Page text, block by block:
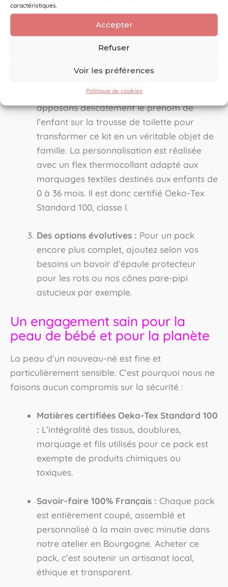
caractéristiques.
Accepter
Refuser
Voir les préférences
Politique de cookies
(comme sur nos modèles
ou graphismes modernes… Vous composez
l’association parfaite à partir de notre
catalogue de tissus rigoureusement
La personnalisation offerte :
apposons délicatement le prénom de
l’enfant sur la trousse de toilette pour
transformer ce kit en un véritable objet de
famille. La personnalisation est réalisée
avec un flex thermocollant adapté aux
marquages textiles destinés aux enfants de
0 à 36 mois. Il est donc certifié Oeko-Tex
Standard 100, classe I.
Des options évolutives : Pour un pack
encore plus complet, ajoutez selon vos
besoins un bavoir d’épaule protecteur
pour les rots ou nos cônes pare-pipi
astucieux par exemple.
Un engagement sain pour la
peau de bébé et pour la planète
La peau d’un nouveau-né est fine et
particulièrement sensible. C’est pourquoi nous ne
faisons aucun compromis sur la sécurité :
Matières certifiées Oeko-Tex Standard 100
: L’intégralité des tissus, doublures,
marquage et fils utilisés pour ce pack est
exempte de produits chimiques ou
toxiques.
Savoir-faire 100% Français : Chaque pack
est entièrement coupé, assemblé et
personnalisé à la main avec minutie dans
notre atelier en Bourgogne. Acheter ce
pack, c’est soutenir un artisanat local,
éthique et transparent.